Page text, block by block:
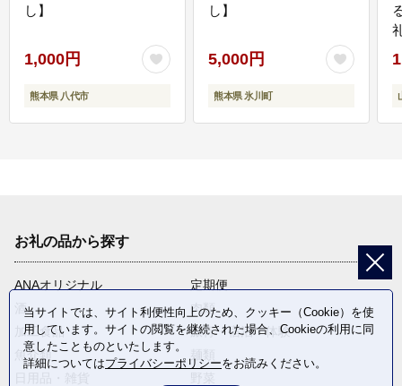
し】
1,000円
熊本県 八代市
し】
5,000円
熊本県 氷川町
お礼の品から探す
ANAオリジナル
定期便
酒
肉類
加工食品
旅行・宿泊・体験
魚介類
麺類
当サイトでは、サイト利便性向上のため、クッキー（Cookie）を使
用しています。サイトの閲覧を継続された場合、Cookieの利用に同
意したことものといたします。
詳細についてはプライバシーポリシーをお読みください。